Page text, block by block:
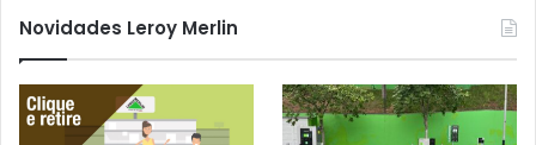
Novidades Leroy Merlin